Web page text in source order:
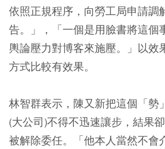
依照正規程序，向勞工局申請調
告。」，「一個是用臉書將這個
輿論壓力對博客來施壓。」以效
方式比較有效果。
林智群表示，陳又新把這個「勢
(大公司)不得不迅速讓步，結果
被解除委任。「他本人當然不會